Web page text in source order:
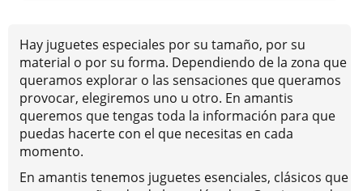
Hay juguetes especiales por su tamaño, por su
material o por su forma. Dependiendo de la zona que
queramos explorar o las sensaciones que queramos
provocar, elegiremos uno u otro. En amantis
queremos que tengas toda la información para que
puedas hacerte con el que necesitas en cada
momento.
En amantis tenemos juguetes esenciales, clásicos que